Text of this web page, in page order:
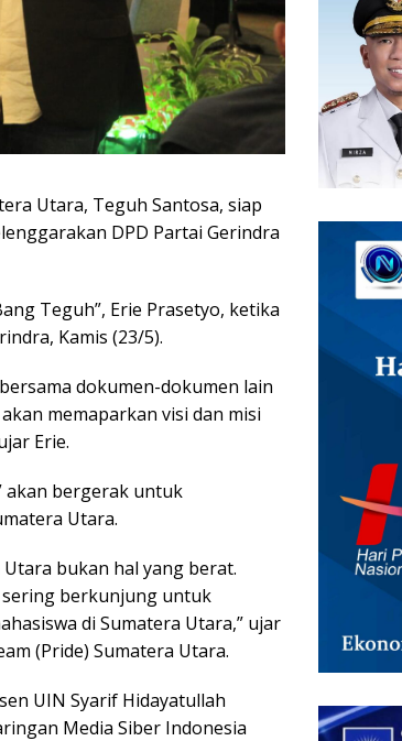
Utara, Teguh Santosa, siap
DPD Partai Gerindra
Teguh”, Erie Prasetyo, ketika
Kamis (23/5).
dokumen-dokumen lain
memaparkan visi dan misi
Erie.
akan bergerak untuk
Utara.
bukan hal yang berat.
sering berkunjung untuk
di Sumatera Utara,” ujar
(Pride) Sumatera Utara.
UIN Syarif Hidayatullah
Media Siber Indonesia